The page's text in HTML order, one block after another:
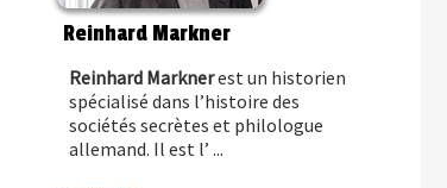
Reinhard Markner
Reinhard Marknerest un historien
spécialisé dans l’histoire des
sociétés secrètes et philologue
allemand. Il est l’ ...